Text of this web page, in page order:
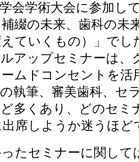
会学術大会に参加し
綴の未来、歯科の未
ていくもの）」でし
アップセミナーは、
ムドコンセントを活
執筆、審美歯科、セ
多くあり、どのセミ
席しようか迷うほど
たセミナーに関して